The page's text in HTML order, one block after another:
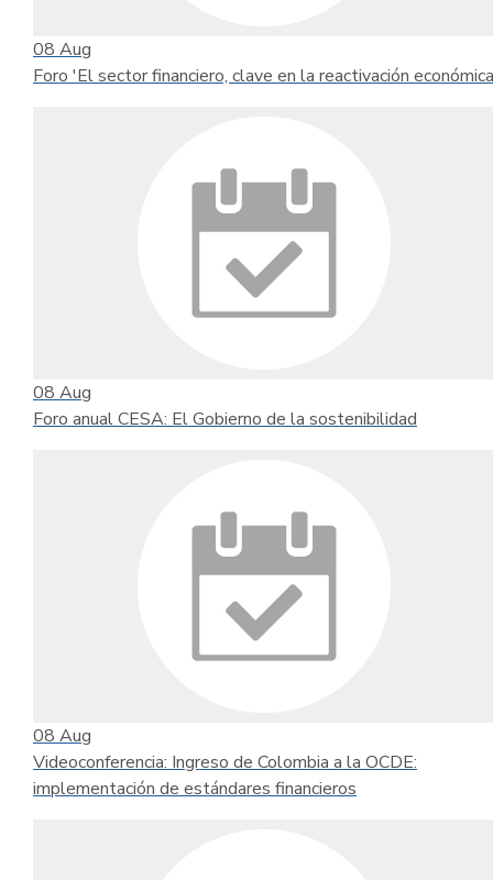
08 Aug
Foro 'El sector financiero, clave en la reactivación
08 Aug
Foro anual CESA: El Gobierno de la sostenibilidad
08 Aug
Videoconferencia: Ingreso de Colombia a la OCDE:
implementación de estándares financieros